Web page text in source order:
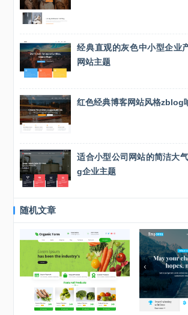
经典直观的灰色中小型企业
网站主题
红色经典博客网站风格zblog
适合小型公司网站的简洁大
g企业主题
随机文章